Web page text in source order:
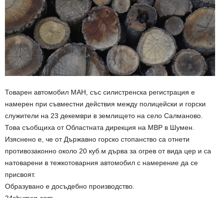
Товарен автомобил МАН, със силистренска регистрация е
намерен при съвместни действия между полицейски и горски
служители на 23 декември в землището на село Салманово.
Това съобщиха от Областната дирекция на МВР в Шумен.
Изяснено е, че от Държавно горско стопанство са отнети
противозаконно около 20 куб.м дърва за огрев от вида цер и са
натоварени в тежкотоварния автомобил с намерение да се
присвоят.
Образувано е досъдебно производство.